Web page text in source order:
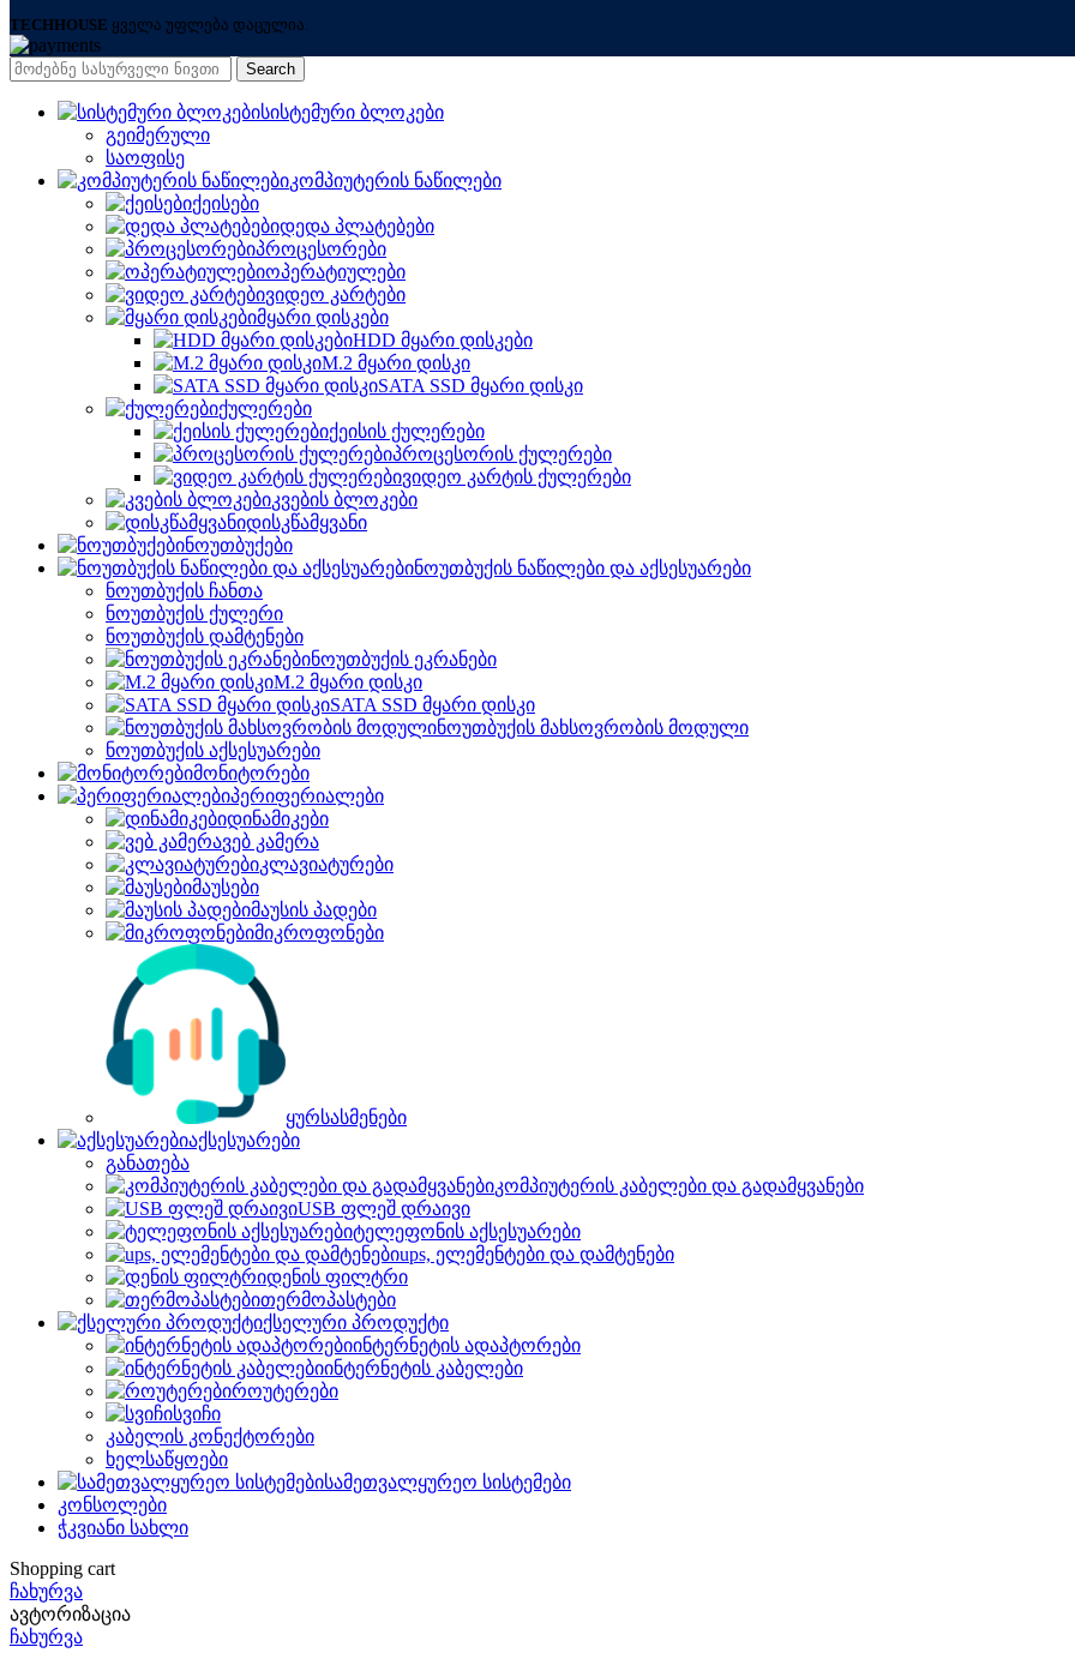
TECHHOUSE ყველა უფლება დაცულია.
Search
სისტემური ბლოკები
გეიმერული
საოფისე
კომპიუტერის ნაწილები
ქეისები
დედა პლატებები
პროცესორები
ოპერატიულები
ვიდეო კარტები
მყარი დისკები
HDD მყარი დისკები
M.2 მყარი დისკი
SATA SSD მყარი დისკი
ქულერები
ქეისის ქულერები
პროცესორის ქულერები
ვიდეო კარტის ქულერები
კვების ბლოკები
დისკწამყვანი
ნოუთბუქები
ნოუთბუქის ნაწილები და აქსესუარები
ნოუთბუქის ჩანთა
ნოუთბუქის ქულერი
ნოუთბუქის დამტენები
ნოუთბუქის ეკრანები
M.2 მყარი დისკი
SATA SSD მყარი დისკი
ნოუთბუქის მახსოვრობის მოდული
ნოუთბუქის აქსესუარები
მონიტორები
პერიფერიალები
დინამიკები
ვებ კამერა
კლავიატურები
მაუსები
მაუსის პადები
მიკროფონები
ყურსასმენები
აქსესუარები
განათება
კომპიუტერის კაბელები და გადამყვანები
USB ფლეშ დრაივი
ტელეფონის აქსესუარები
ups, ელემენტები და დამტენები
დენის ფილტრი
თერმოპასტები
ქსელური პროდუქტი
ინტერნეტის ადაპტორები
ინტერნეტის კაბელები
როუტერები
სვიჩი
კაბელის კონექტორები
ხელსაწყოები
სამეთვალყურეო სისტემები
კონსოლები
ჭკვიანი სახლი
Shopping cart
ჩახურვა
ავტორიზაცია
ჩახურვა